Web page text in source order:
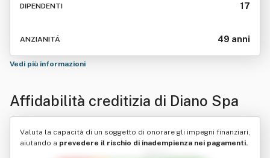
DIPENDENTI 17
ANZIANITÁ 49 anni
Vedi più informazioni
Affidabilità creditizia di Diano Spa
Valuta la capacità di un soggetto di onorare gli impegni finanziari,
aiutando a prevedere il rischio di inadempienza nei pagamenti.